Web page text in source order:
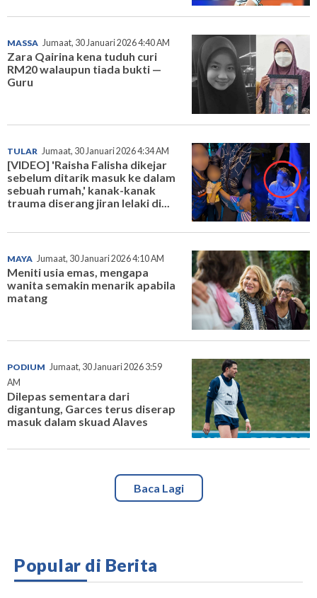
MASSA Jumaat, 30 Januari 2026 4:40 AM
Zara Qairina kena tuduh curi
RM20 walaupun tiada bukti —
Guru
TULAR Jumaat, 30 Januari 2026 4:34 AM
[VIDEO] 'Raisha Falisha dikejar
sebelum ditarik masuk ke dalam
sebuah rumah,' kanak-kanak
trauma diserang jiran lelaki di...
MAYA Jumaat, 30 Januari 2026 4:10 AM
Meniti usia emas, mengapa
wanita semakin menarik apabila
matang
PODIUM Jumaat, 30 Januari 2026 3:59
AM
Dilepas sementara dari
digantung, Garces terus diserap
masuk dalam skuad Alaves
Baca Lagi
Popular di Berita